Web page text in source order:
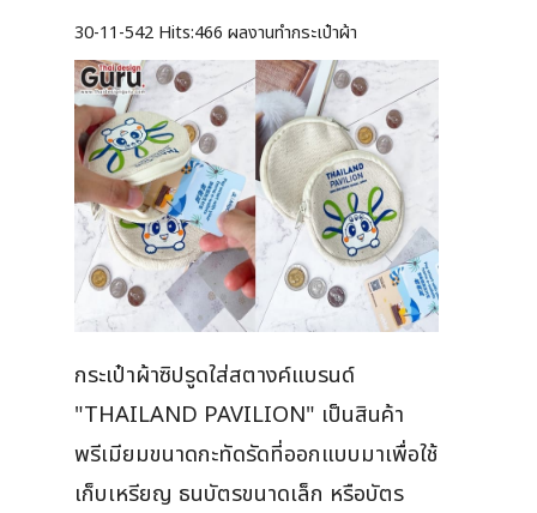
30-11-542 Hits:466 ผลงานทำกระเป๋าผ้า
กระเป๋าผ้าซิปรูดใส่สตางค์แบรนด์
"THAILAND PAVILION" เป็นสินค้า
พรีเมียมขนาดกะทัดรัดที่ออกแบบมาเพื่อใช้
เก็บเหรียญ ธนบัตรขนาดเล็ก หรือบัตร